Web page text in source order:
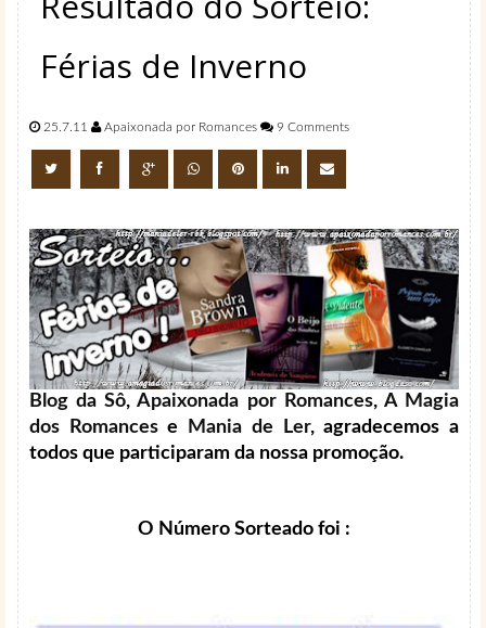
Férias de Inverno
25.7.11 Apaixonada por Romances 9 Comments
Blog da Sô,Apaixonada por Romances, A Magia
dos Romancese Mania de Ler, agradecemos a
todos que participaram da nossa promoção.
O Número Sorteado foi :